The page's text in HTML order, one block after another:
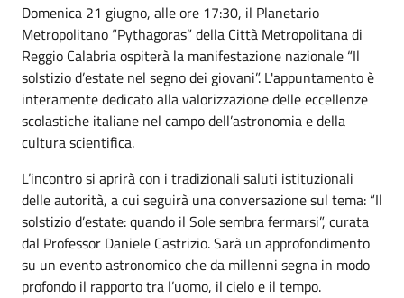
Domenica 21 giugno, alle ore 17:30, il Planetario
Metropolitano “Pythagoras” della Città Metropolitana di
Reggio Calabria ospiterà la manifestazione nazionale “Il
solstizio d’estate nel segno dei giovani”. L'appuntamento è
interamente dedicato alla valorizzazione delle eccellenze
scolastiche italiane nel campo dell’astronomia e della
cultura scientifica.
L’incontro si aprirà con i tradizionali saluti istituzionali
delle autorità, a cui seguirà una conversazione sul tema: “Il
solstizio d’estate: quando il Sole sembra fermarsi”, curata
dal Professor Daniele Castrizio. Sarà un approfondimento
su un evento astronomico che da millenni segna in modo
profondo il rapporto tra l’uomo, il cielo e il tempo.